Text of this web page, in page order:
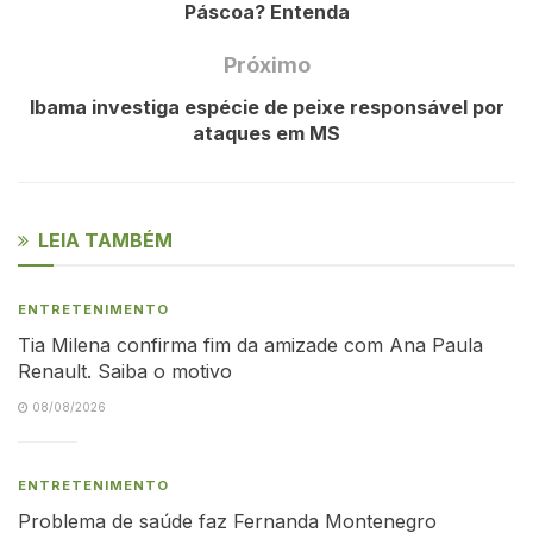
Páscoa? Entenda
Próximo
Ibama investiga espécie de peixe responsável por
ataques em MS
LEIA TAMBÉM
ENTRETENIMENTO
Tia Milena confirma fim da amizade com Ana Paula
Renault. Saiba o motivo
08/08/2026
ENTRETENIMENTO
Problema de saúde faz Fernanda Montenegro